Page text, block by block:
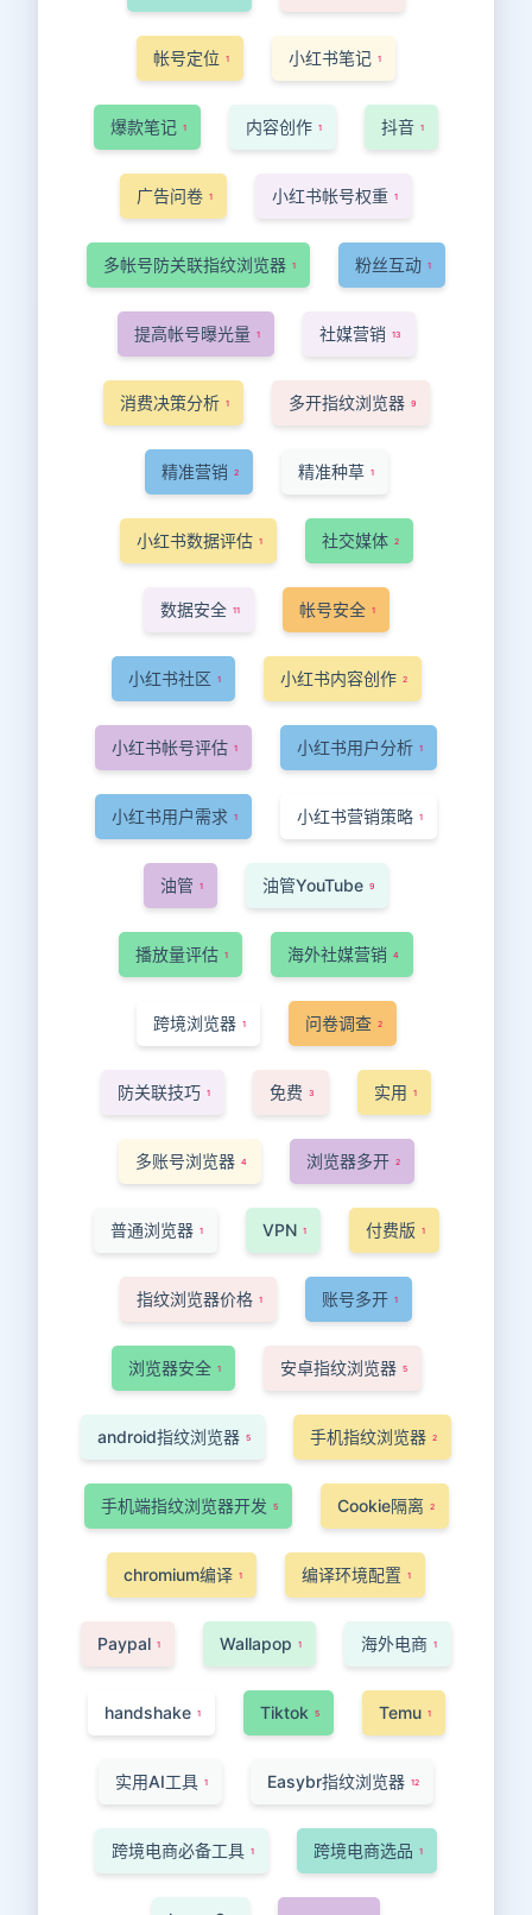
帐号定位 1 小红书笔记 1
爆款笔记 1 内容创作 1 抖音 1
广告问卷 1 小红书帐号权重 1
多帐号防关联指纹浏览器 1 粉丝互动 1
提高帐号曝光量 1 社媒营销 13
消费决策分析 1 多开指纹浏览器 9
精准营销 2 精准种草 1
小红书数据评估 1 社交媒体 2
数据安全 11 帐号安全 1
小红书社区 1 小红书内容创作 2
小红书帐号评估 1 小红书用户分析 1
小红书用户需求 1 小红书营销策略 1
油管 1 油管YouTube 9
播放量评估 1 海外社媒营销 4
跨境浏览器 1 问卷调查 2
防关联技巧 1 免费 3 实用 1
多账号浏览器 4 浏览器多开 2
普通浏览器 1 VPN 1 付费版 1
指纹浏览器价格 1 账号多开 1
浏览器安全 1 安卓指纹浏览器 5
android指纹浏览器 5 手机指纹浏览器 2
手机端指纹浏览器开发 5 Cookie隔离 2
chromium编译 1 编译环境配置 1
Paypal 1 Wallapop 1 海外电商 1
handshake 1 Tiktok 5 Temu 1
实用AI工具 1 Easybr指纹浏览器 12
跨境电商必备工具 1 跨境电商选品 1